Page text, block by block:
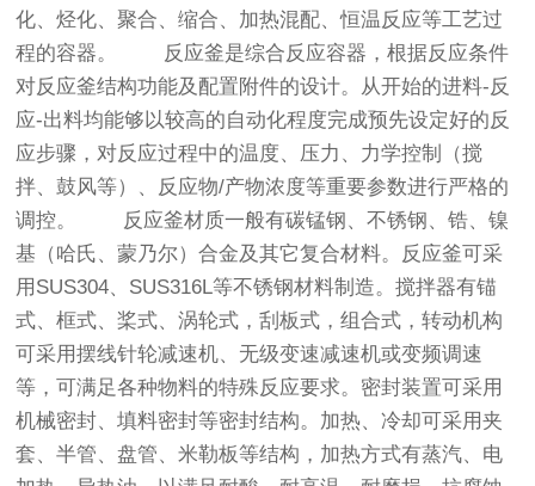
化、烃化、聚合、缩合、加热混配、恒温反应等工艺过
程的容器。 反应釜是综合反应容器，根据反应条件
对反应釜结构功能及配置附件的设计。从开始的进料-反
应-出料均能够以较高的自动化程度完成预先设定好的反
应步骤，对反应过程中的温度、压力、力学控制（搅
拌、鼓风等）、反应物/产物浓度等重要参数进行严格的
调控。 反应釜材质一般有碳锰钢、不锈钢、锆、镍
基（哈氏、蒙乃尔）合金及其它复合材料。反应釜可采
用SUS304、SUS316L等不锈钢材料制造。搅拌器有锚
式、框式、桨式、涡轮式，刮板式，组合式，转动机构
可采用摆线针轮减速机、无级变速减速机或变频调速
等，可满足各种物料的特殊反应要求。密封装置可采用
机械密封、填料密封等密封结构。加热、冷却可采用夹
套、半管、盘管、米勒板等结构，加热方式有蒸汽、电